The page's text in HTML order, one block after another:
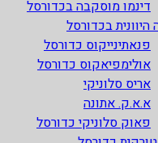
דינמו מוסקבה בכדורסל
היוונית בכדורסל
פנאתינייקוס כדורסל
אולימפיאקוס כדורסל
אריס סלוניקי
א.א.ק. אתונה
פאוק סלוניקי כדורסל